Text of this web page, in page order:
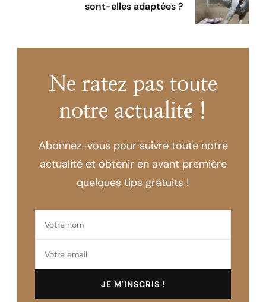
sont-elles adaptées ?
Ne ratez pas toute
notre actualité !
Abonnez-vous pour suivre toute notre
actualité et obtenir en avant première
quelques tips gratuits !